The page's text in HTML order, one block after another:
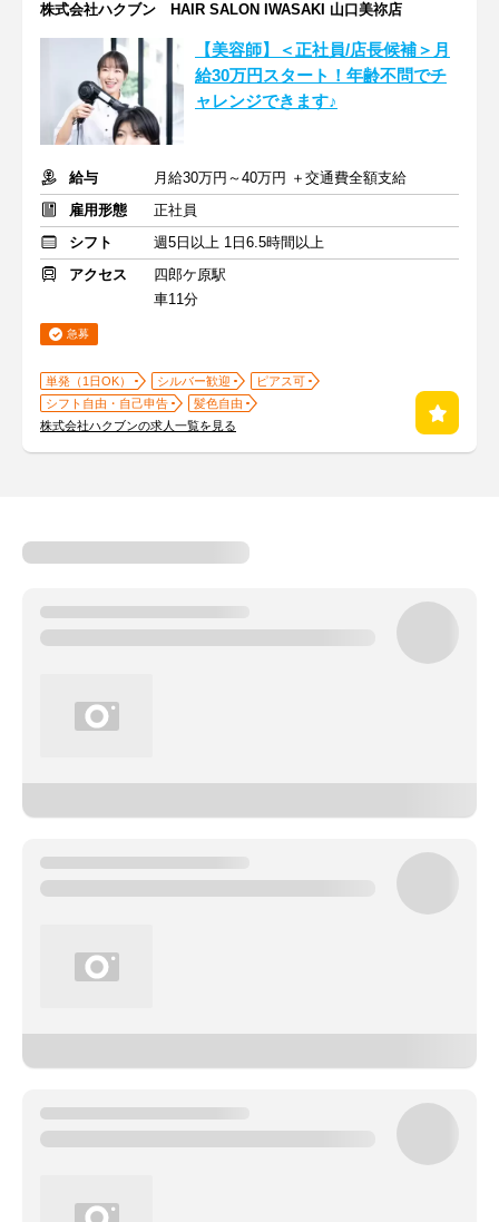
株式会社ハクブン HAIR SALON IWASAKI 山口美祢店
【美容師】＜正社員/店長候補＞月
給30万円スタート！年齢不問でチ
ャレンジできます♪
給与
月給30万円～40万円 ＋交通費全額支給
雇用形態
正社員
シフト
週5日以上 1日6.5時間以上
アクセス
四郎ケ原駅
車11分
急募
単発（1日OK） シルバー歓迎
ピアス可
シフト自由・自己申告
髪色自由
株式会社ハクブンの求人一覧を見る